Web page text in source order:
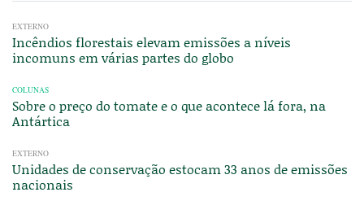
EXTERNO
Incêndios florestais elevam emissões a níveis
incomuns em várias partes do globo
COLUNAS
Sobre o preço do tomate e o que acontece lá fora, na
Antártica
EXTERNO
Unidades de conservação estocam 33 anos de emissões
nacionais